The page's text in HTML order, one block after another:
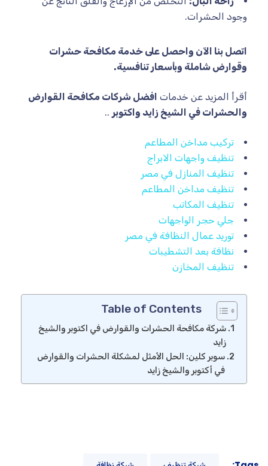
وجود الحشرات.
اتصل بنا الآن واحصل على خدمة مكافحة حشرات
وقوارض شاملة وبأسعار تنافسية.
أقرأ المزيد عن خدمات افضل شركات مكافحة القوارض
والحشرات في الشيخ زايد واكتوبر ..
تركيب مداخن المطاعم
تنظيف واجهات الابراج
تنظيف المنازل في مصر
تنظيف مداخن المطاعم
تنظيف المكاتب
جلي حجر الواجهات
توريد عمال النظافة في مصر
نظافة بعد التشطيبات
تنظيف المخازن
Table of Contents
شركة مكافحة الحشرات والقوارض في اكتوبر والشيخ
زايد
سوبر كلين: الحل الأمثل لمشكلة الحشرات والقوارض
في أكتوبر والشيخ زايد